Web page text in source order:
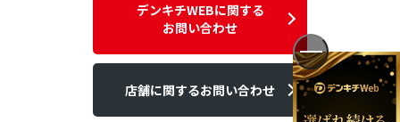
デンキチWEBに関する
お問い合わせ
店舗に関するお問い合わせ